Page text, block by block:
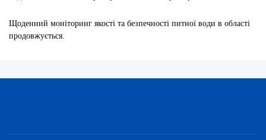
Щоденний моніторинг якості та безпечності питної води в області
продовжується.